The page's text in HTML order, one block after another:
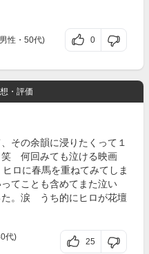
性・50代)
0
・評価
その余韻に浸りたくって１
笑 何回みても泣ける映画
ロに春馬を重ねてみてしま
てことも含めてまた泣い
た。涙 うち的にヒロが花壇
代)
25